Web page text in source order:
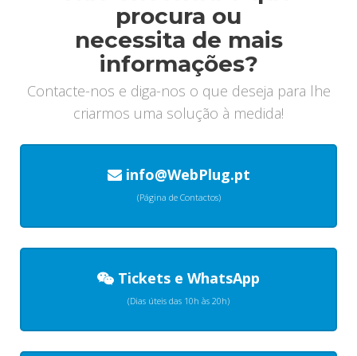
procura ou
necessita de mais
informações?
Contacte-nos e diga-nos o que deseja para lhe
criarmos uma solução à medida!
info@WebPlug.pt
(Página de Contactos)
Tickets e WhatsApp
(Dias úteis das 10h às 20h)